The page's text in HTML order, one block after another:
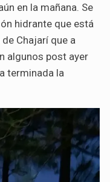
en la mañana. Se
hidrante que está
Chajarí que a
algunos post ayer
terminada la